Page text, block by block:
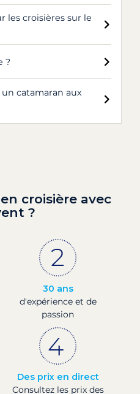
les croisières sur le
?
catamaran aux
croisière avec
?
30 ans
d'expérience et de
passion
Des prix en direct
Consultez les prix des